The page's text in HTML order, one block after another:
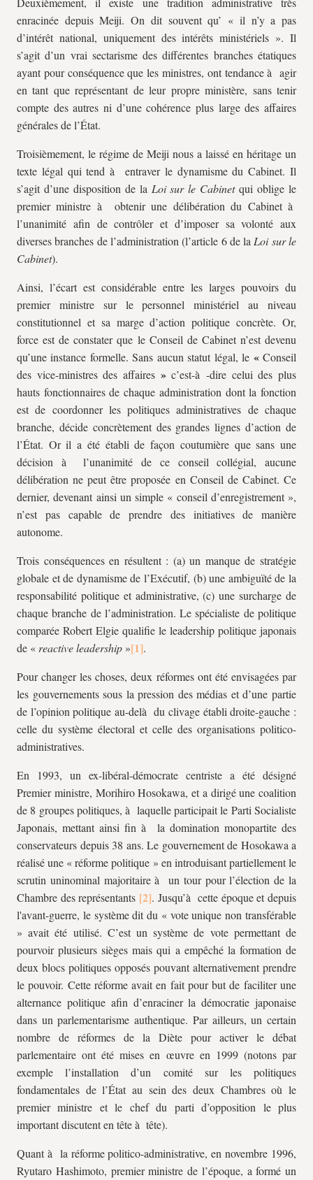
enracinée depuis Meiji. On dit souvent qu’ « il n’y a pas
d’intérêt national, uniquement des intérêts ministériels ». Il
s’agit d’un vrai sectarisme des différentes branches étatiques
ayant pour conséquence que les ministres, ont tendance à agir
en tant que représentant de leur propre ministère, sans tenir
compte des autres ni d’une cohérence plus large des affaires
générales de l’État.
Troisièmement, le régime de Meiji nous a laissé en héritage un
texte légal qui tend à entraver le dynamisme du Cabinet. Il
s’agit d’une disposition de la Loi sur le Cabinetqui oblige le
premier ministre à obtenir une délibération du Cabinet à
l’unanimité afin de contrôler et d’imposer sa volonté aux
diverses branches de l’administration (l’article 6 de la Loi sur le
Cabinet).
Ainsi, l’écart est considérable entre les larges pouvoirs du
premier ministre sur le personnel ministériel au niveau
constitutionnel et sa marge d’action politique concrète. Or,
force est de constater que le Conseil de Cabinet n’est devenu
qu’une instance formelle. Sans aucun statut légal, le «Conseil
des vice-ministres des affaires »c’est-à -dire celui des plus
hauts fonctionnaires de chaque administration dont la fonction
est de coordonner les politiques administratives de chaque
branche, décide concrètement des grandes lignes d’action de
l’État. Or il a été établi de façon coutumière que sans une
décision à l’unanimité de ce conseil collégial, aucune
délibération ne peut être proposée en Conseil de Cabinet. Ce
dernier, devenant ainsi un simple « conseil d’enregistrement »,
n’est pas capable de prendre des initiatives de manière
autonome.
Trois conséquences en résultent : (a) un manque de stratégie
globale et de dynamisme de l’Exécutif, (b) une ambiguïté de la
responsabilité politique et administrative, (c) une surcharge de
chaque branche de l’administration. Le spécialiste de politique
comparée Robert Elgie qualifie le leadership politique japonais
de « reactive leadership »
.
Pour changer les choses, deux réformes ont été envisagées par
les gouvernements sous la pression des médias et d’une partie
de l’opinion politique au-delà du clivage établi droite-gauche :
celle du système électoral et celle des organisations politico-
administratives.
En 1993, un ex-libéral-démocrate centriste a été désigné
Premier ministre, Morihiro Hosokawa, et a dirigé une coalition
de 8 groupes politiques, à laquelle participait le Parti Socialiste
Japonais, mettant ainsi fin à la domination monopartite des
conservateurs depuis 38 ans. Le gouvernement de Hosokawa a
réalisé une « réforme politique » en introduisant partiellement le
scrutin uninominal majoritaire à un tour pour l’élection de la
Chambre des représentants
. Jusqu’à cette époque et depuis
l'avant-guerre, le système dit du « vote unique non transférable
» avait été utilisé. C’est un système de vote permettant de
pourvoir plusieurs sièges mais qui a empêché la formation de
deux blocs politiques opposés pouvant alternativement prendre
le pouvoir. Cette réforme avait en fait pour but de faciliter une
alternance politique afin d’enraciner la démocratie japonaise
dans un parlementarisme authentique. Par ailleurs, un certain
nombre de réformes de la Diète pour activer le débat
parlementaire ont été mises en œuvre en 1999 (notons par
exemple l’installation d’un comité sur les politiques
fondamentales de l’État au sein des deux Chambres où le
premier ministre et le chef du parti d’opposition le plus
important discutent en tête à tête).
Quant à la réforme politico-administrative, en novembre 1996,
Ryutaro Hashimoto, premier ministre de l’époque, a formé un